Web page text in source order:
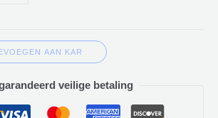
AAN KAR
veilige betaling